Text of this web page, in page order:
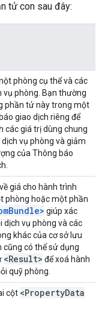
tử con sau đây:
phòng cụ thể và các
vụ phòng. Bạn thường
phần tử này trong một
giao dịch riêng để
các giá trị dùng chung
dịch vụ phòng và giảm
của Thông báo
giá cho hành trình
phòng hoặc một phần
giúp xác
dịch vụ phòng và các
khác của cơ sở lưu
cũng có thể sử dụng
<Result> để xoá hành
quỹ phòng.
cột <PropertyData